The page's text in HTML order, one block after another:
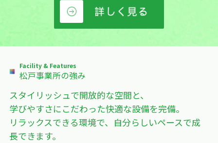
Facility & Features
松戸事業所の強み
スタイリッシュで開放的な空間と、
学びやすさにこだわった快適な設備を完備。
リラックスできる環境で、自分らしいペースで成
長できます。